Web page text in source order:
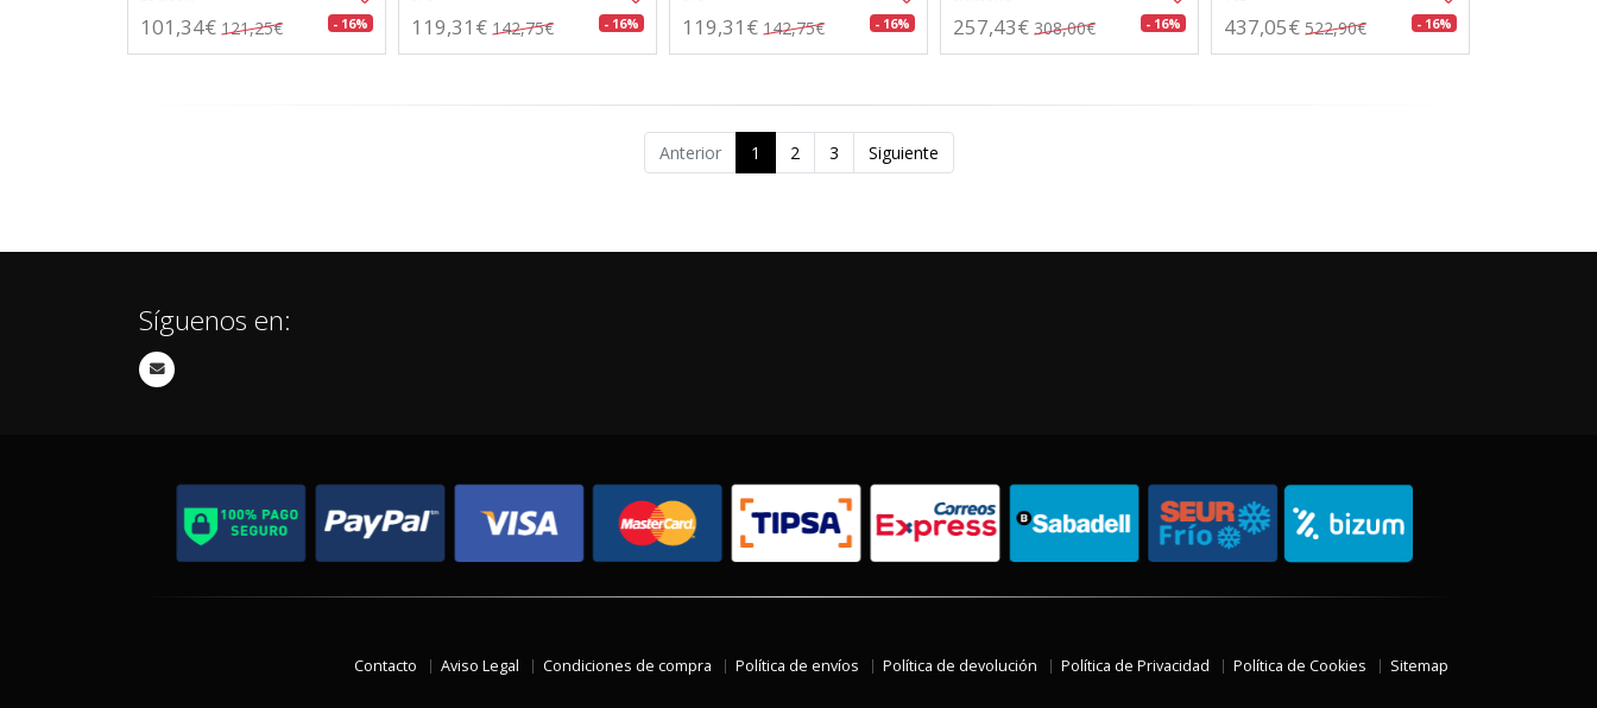
101,34€ 121,25€ - 16% 119,31€ 142,75€ - 16% 119,31€ 142,75€ - 16% 257,43€ 308,00€ - 16% 437,05€ 522,90€ - 16%
Anterior 1 2 3 Siguiente
Síguenos en:
Contacto Aviso Legal Condiciones de compra Política de envíos Política de devolución Política de Privacidad Política de Cookies Sitemap